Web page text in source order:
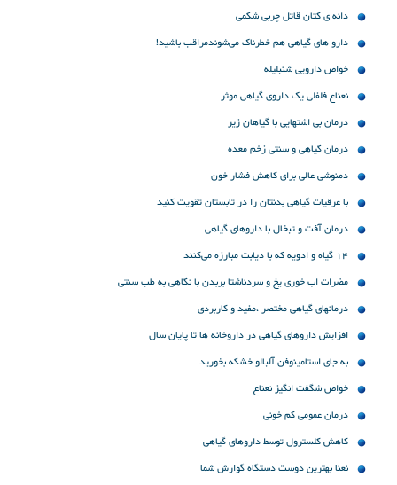
دانه ی کتان قاتل چربی شکمی
دارو های گیاهی هم خطرناک می‌شوندمراقب باشید!
خواص دارویی شنبلیله
نعناع فلفلی یک داروی گیاهی موثر
درمان بی اشتهایی با گیاهان زیر
درمان گیاهی و سنتی زخم معده
دمنوشی عالی برای کاهش فشار خون
با عرقیات گیاهی بدنتان را در تابستان تقویت کنید
درمان آفت و تبخال با داروهای گیاهی
14 گیاه و ادویه‌ که با دیابت مبارزه می‌کنند
مضرات اب خوری یخ و سردناشتا بربدن با نگاهی به طب سنتی
درمانهای گیاهی مختصر ،مفید و کاربردی
افزایش داروهای گیاهی در داروخانه ها تا پایان سال
به جای استامینوفن آلبالو خشکه بخورید
خواص شگفت انگیز نعناع
درمان عمومی کم خونی
کاهش کلسترول توسط داروهای گیاهی
نعنا بهترین دوست دستگاه گوارش شما